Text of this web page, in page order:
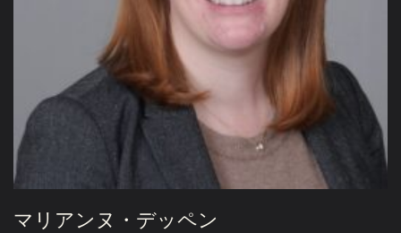
マリアンヌ・デッペン